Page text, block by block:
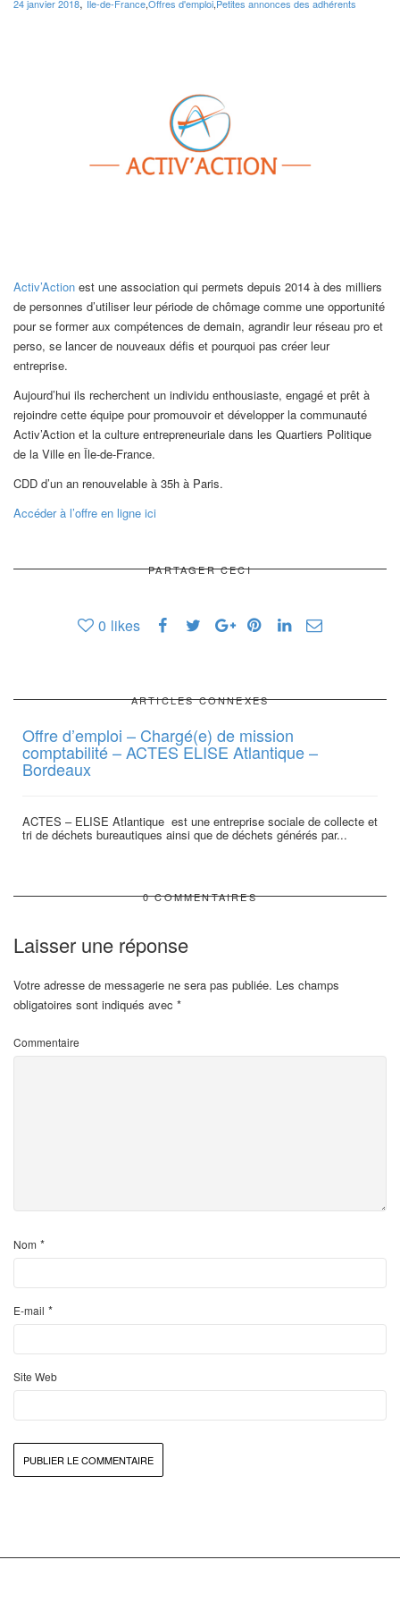
24 janvier 2018 Ile-de-France,Offres d'emploi,Petites annonces des adhérents
Activ’Action est une association qui permets depuis 2014 à des milliers
de personnes d’utiliser leur période de chômage comme une opportunité
pour se former aux compétences de demain, agrandir leur réseau pro et
perso, se lancer de nouveaux défis et pourquoi pas créer leur
entreprise.
Aujourd’hui ils recherchent un individu enthousiaste, engagé et prêt à
rejoindre cette équipe pour promouvoir et développer la communauté
Activ’Action et la culture entrepreneuriale dans les Quartiers Politique
de la Ville en Île-de-France.
CDD d’un an renouvelable à 35h à Paris.
Accéder à l’offre en ligne ici
PARTAGER CECI
0 likes
ARTICLES CONNEXES
Offre d’emploi – Chargé(e) de mission
comptabilité – ACTES ELISE Atlantique –
Bordeaux
ACTES – ELISE Atlantique est une entreprise sociale de collecte et
tri de déchets bureautiques ainsi que de déchets générés par...
0 COMMENTAIRES
Laisser une réponse
Votre adresse de messagerie ne sera pas publiée. Les champs
obligatoires sont indiqués avec *
Commentaire
Nom *
E-mail *
Site Web